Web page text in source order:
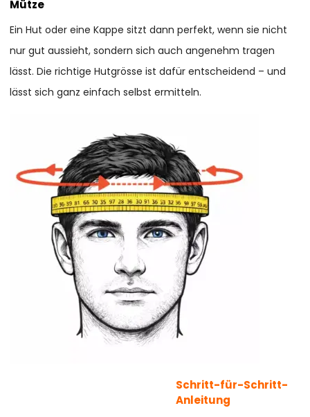
Mütze
Ein Hut oder eine Kappe sitzt dann perfekt, wenn sie nicht
nur gut aussieht, sondern sich auch angenehm tragen
lässt. Die richtige Hutgrösse ist dafür entscheidend – und
lässt sich ganz einfach selbst ermitteln.
Schritt-für-Schritt-
Anleitung